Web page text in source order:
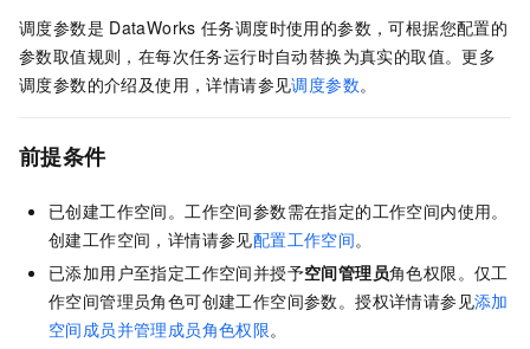
调度参数是 DataWorks 任务调度时使用的参数，可根据您配置的
参数取值规则，在每次任务运行时自动替换为真实的取值。更多
调度参数的介绍及使用，详情请参见调度参数。
前提条件
已创建工作空间。工作空间参数需在指定的工作空间内使用。
创建工作空间，详情请参见配置工作空间。
已添加用户至指定工作空间并授予空间管理员角色权限。仅工
作空间管理员角色可创建工作空间参数。授权详情请参见添加
空间成员并管理成员角色权限。